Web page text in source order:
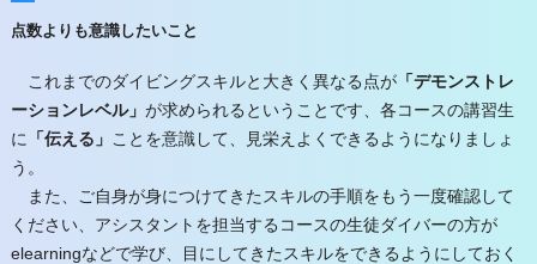
点数よりも意識したいこと
これまでのダイビングスキルと大きく異なる点が「デモンストレ
ーションレベル」 が求められるということです、各コースの講習生
に 「伝える」 ことを意識して、見栄えよくできるようになりましょ
う。
また、ご自身が身につけてきたスキルの手順をもう一度確認して
ください、アシスタントを担当するコースの生徒ダイバーの方が
elearningなどで学び、目にしてきたスキルをできるようにしておく